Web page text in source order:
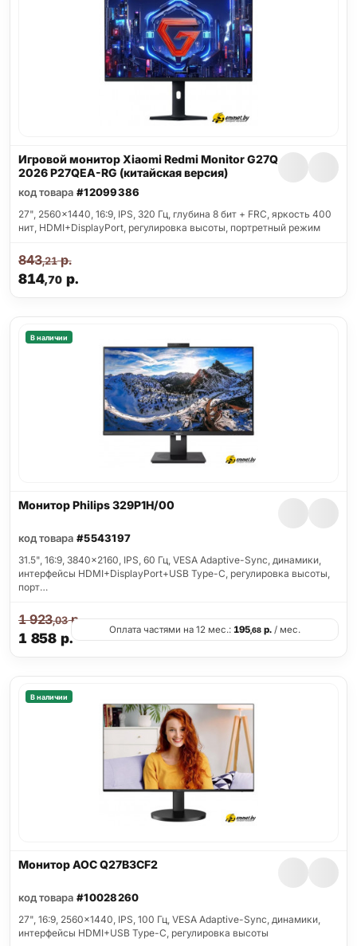
Игровой монитор Xiaomi Redmi Monitor G27Q
2026 P27QEA-RG (китайская версия)
код товара #12099386
27", 2560x1440, 16:9, IPS, 320 Гц, глубина 8 бит + FRC, яркость 400
нит, HDMI+DisplayPort, регулировка высоты, портретный режим
814,70р.
843,21р.
В наличии
Монитор Philips 329P1H/00
код товара #5543197
31.5", 16:9, 3840x2160, IPS, 60 Гц, VESA Adaptive-Sync, динамики,
интерфейсы HDMI+DisplayPort+USB Type-C, регулировка высоты,
порт…
1 858 р.
1 923,03р.
Оплата частями на 12 мес.: 195,68 р. / мес.
В наличии
Монитор AOC Q27B3CF2
код товара #10028260
27", 16:9, 2560x1440, IPS, 100 Гц, VESA Adaptive-Sync, динамики,
интерфейсы HDMI+USB Type-C, регулировка высоты